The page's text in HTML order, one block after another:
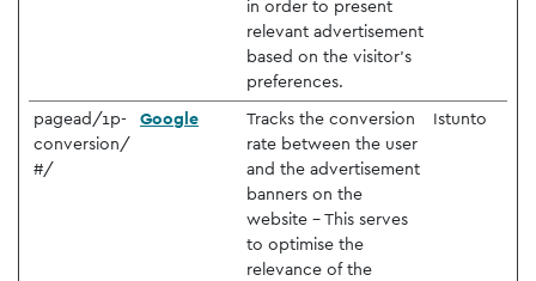
in order to present
relevant advertisement
based on the visitor's
preferences.
pagead/1p-
conversion/
#/
Google
Tracks the conversion
rate between the user
and the advertisement
banners on the
website - This serves
to optimise the
relevance of the
Istunto